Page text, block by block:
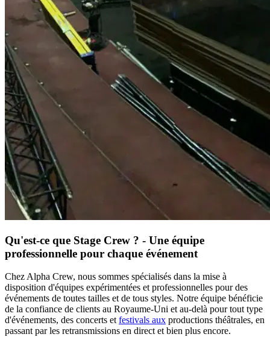
Qu'est-ce que Stage Crew ? - Une équipe
professionnelle pour chaque événement
Chez Alpha Crew, nous sommes spécialisés dans la mise à
disposition d'équipes expérimentées et professionnelles pour des
événements de toutes tailles et de tous styles. Notre équipe bénéficie
de la confiance de clients au Royaume-Uni et au-delà pour tout type
d'événements, des concerts et festivals aux productions théâtrales, en
passant par les retransmissions en direct et bien plus encore.